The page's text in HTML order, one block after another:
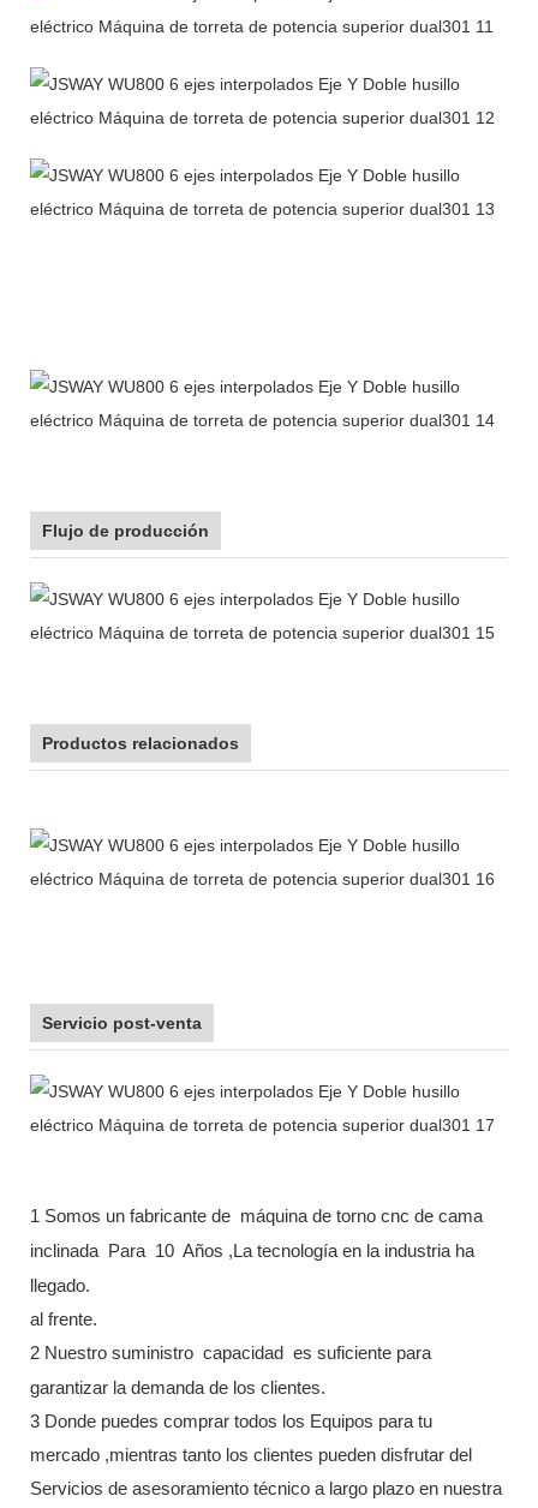
Flujo de producción
Productos relacionados
Servicio post-venta
1 Somos un fabricante de máquina de torno cnc de cama
inclinada
Para 10 Años ,La tecnología en la industria ha
llegado.
al frente.
2 Nuestro suministro capacidad
es suficiente para
garantizar la demanda de los clientes.
3 Donde puedes comprar todos los Equipos para tu
mercado ,mientras tanto los clientes pueden disfrutar del
Servicios de asesoramiento técnico a largo plazo en nuestra